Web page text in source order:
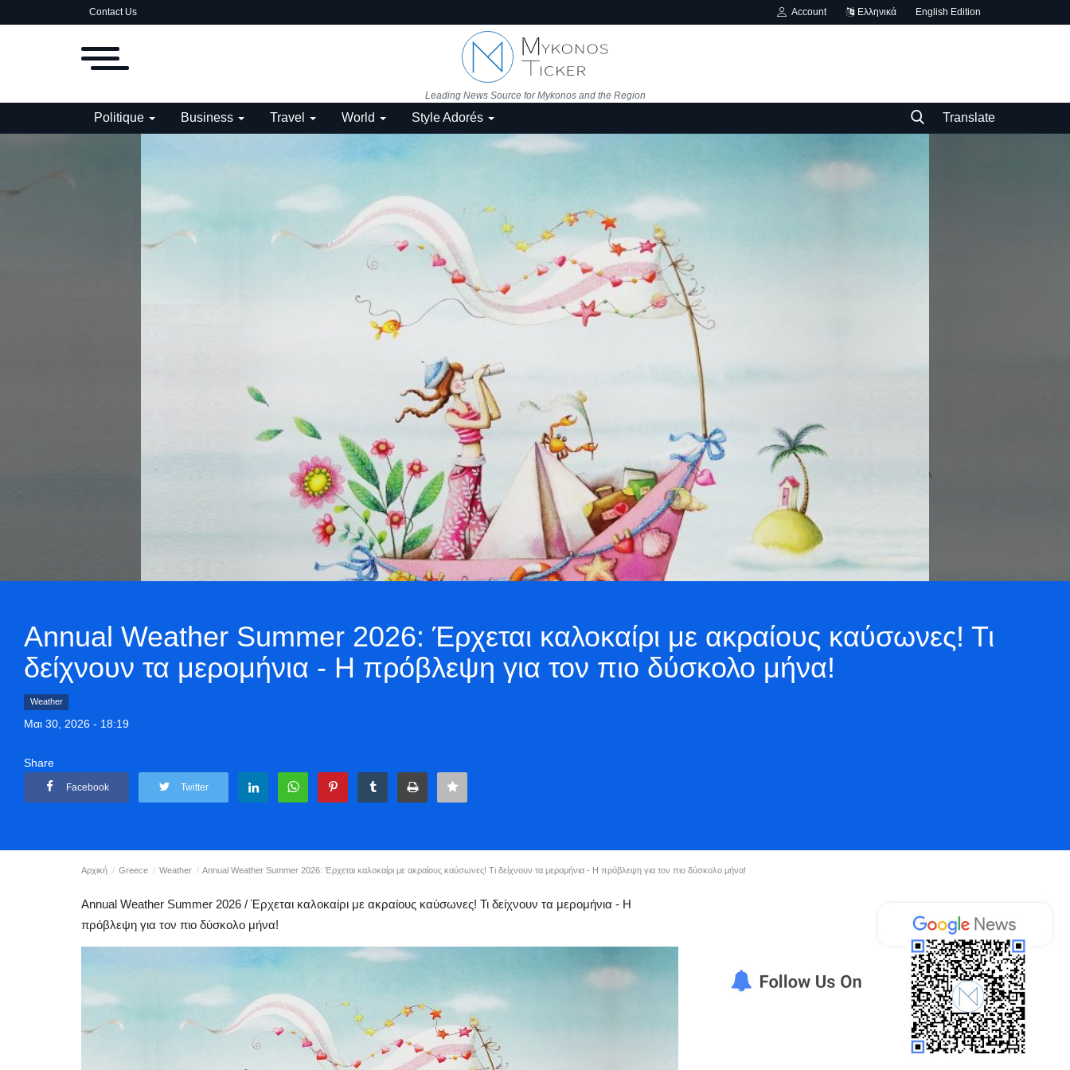
Contact Us Account Ελληνικά English Edition
Leading News Source for Mykonos and the Region
Politique Business Travel World Style Adorés Translate
Annual Weather Summer 2026: Έρχεται καλοκαίρι με ακραίους καύσωνες! Τι
δείχνουν τα μερομήνια - Η πρόβλεψη για τον πιο δύσκολο μήνα!
Weather
Μαι 30, 2026 - 18:19
Share
Facebook Twitter
Αρχική Greece Weather Annual Weather Summer 2026: Έρχεται καλοκαίρι με ακραίους καύσωνες! Τι δείχνουν τα μερομήνια - Η πρόβλεψη για τον πιο δύσκολο μήνα!
Annual Weather Summer 2026 / Έρχεται καλοκαίρι με ακραίους καύσωνες! Τι δείχνουν τα μερομήνια - Η
πρόβλεψη για τον πιο δύσκολο μήνα!